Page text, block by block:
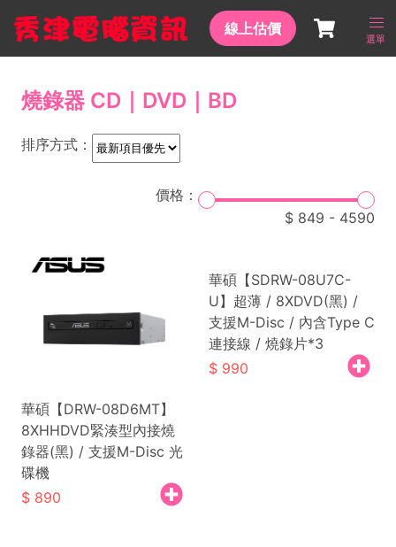
線上估價
選單
燒錄器 CD｜DVD｜BD
排序方式：
價格：
849 - 4590
華碩【DRW-08D6MT】
8XHHDVD緊湊型內接燒
錄器(黑) / 支援M-Disc 光
碟機
890
華碩【SDRW-08U7C-
U】超薄 / 8XDVD(黑) /
支援M-Disc / 內含Type C
連接線 / 燒錄片*3
990